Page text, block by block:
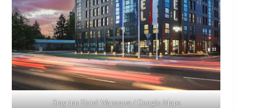
Stay inn Hotel Warszawa / Google Maps